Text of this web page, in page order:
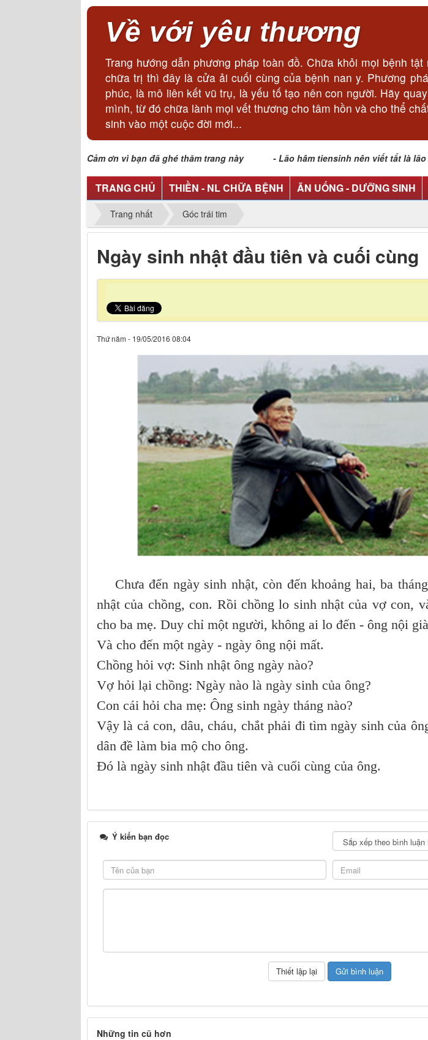
Về với yêu thương
Trang hướng dẫn phương pháp toàn đồ. Chữa khỏi mọi bệnh
chữa trị thì đây là cửa ải cuối cùng của bệnh nan y. Phương
phúc, là mô liên kết vũ trụ, là yếu tố tạo nên con người. Hãy
mình, từ đó chữa lành mọi vết thương cho tâm hồn và cho thể
sinh vào một cuộc đời mới...
Cảm ơn vì bạn đã ghé thăm trang này - Lão hâm tiensinh nên viết tắt là
TRANG CHỦ THIỀN - NL CHỮA BỆNH ĂN UỐNG - DƯỠNG SINH
Trang nhất Góc trái tim
Ngày sinh nhật đầu tiên và cuối cùng
Thứ năm - 19/05/2016 08:04
Chưa đến ngày sinh nhật, còn đến khoảng hai, ba
nhật của chồng, con. Rồi chồng lo sinh nhật của vợ con,
cho ba mẹ. Duy chỉ một người, không ai lo đến - ông nội
Và cho đến một ngày - ngày ông nội mất.
Chồng hỏi vợ: Sinh nhật ông ngày nào?
Vợ hỏi lại chồng: Ngày nào là ngày sinh của ông?
Con cái hỏi cha mẹ: Ông sinh ngày tháng nào?
Vậy là cả con, dâu, cháu, chắt phải đi tìm ngày sinh của
dân đề làm bia mộ cho ông.
Đó là ngày sinh nhật đầu tiên và cuối cùng của ông.
Ý kiến bạn đọc
Những tin cũ hơn